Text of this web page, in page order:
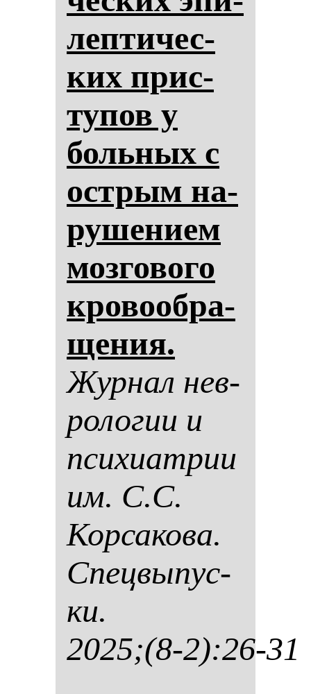
леп­ти­чес­
ких прис­
ту­пов у
боль­ных с
ос­трым на­
ру­ше­ни­ем
моз­го­во­го
кро­во­об­ра­
ще­ния.
Жур­нал нев­
ро­ло­гии и
пси­хи­ат­рии
им. С.С.
Кор­са­ко­ва.
Спец­вы­пус­
ки.
2025;(8-2):26-31